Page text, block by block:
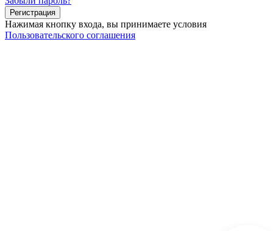
Нажимая кнопку входа, вы принимаете условия
Пользовательского соглашения